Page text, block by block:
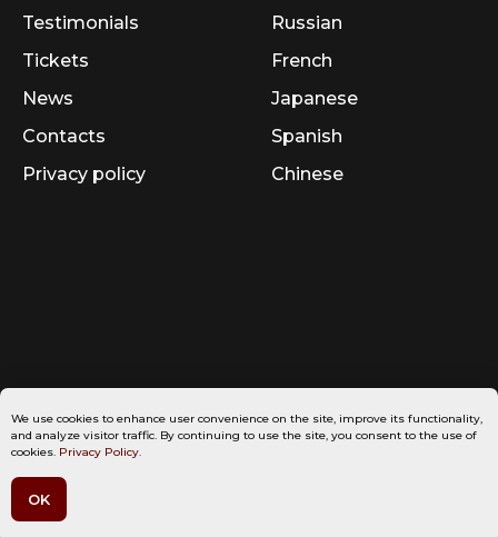
Testimonials
Tickets
News
Contacts
Privacy policy
Russian
French
Japanese
Spanish
Chinese
We use cookies to enhance user convenience on the site, improve its functionality,
and analyze visitor traffic. By continuing to use the site, you consent to the use of
cookies. Privacy Policy.
OK